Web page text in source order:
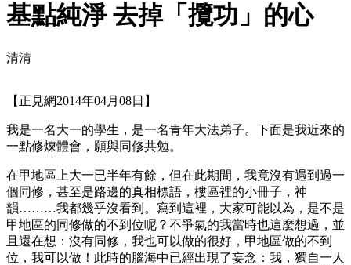
基點純淨 去掉「攬功」的心
清清
【正見網2014年04月08日】
我是一名大一的學生，是一名青年大法弟子。下面是我近來的
一點修煉體會，願與同修共勉。
在甲地區上大一已半年有餘，但在此期間，我竟沒有遇到過一
個同修，甚至是路邊的真相標語，樓區裡的小冊子，神
韻………我都幾乎沒看到。寫到這裡，大家可能以為，是不是
甲地區的同修做的不到位呢？不爭氣的我當時也這麼想過，並
且還在想：沒有同修，我也可以做的很好，甲地區做的不到
位，我可以做！此時的腦海中已經出現了妄念：我，獨自一人